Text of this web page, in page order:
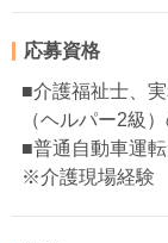
応募資格
■介護福祉士、
（ヘルパー2級
■普通自動車運
※介護現場経験